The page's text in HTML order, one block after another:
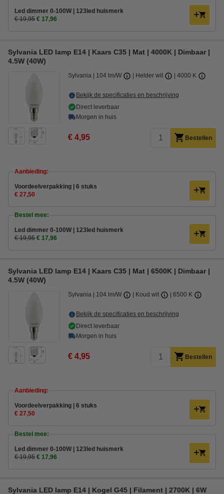
Led dimmer 0-100W | 123led huismerk
€ 19,95 € 17,96
Sylvania LED lamp E14 | Kaars C35 | Mat | 4000K | Dimbaar |
4.5W (40W)
Sylvania 104 lm/W Helder wit 4000 K
Bekijk de specificaties en beschrijving
Direct leverbaar
Morgen in huis
€ 4,95 Bestellen
Aanbieding:
Voordeelverpakking | 6 stuks
€ 27,50
Bestel mee:
Led dimmer 0-100W | 123led huismerk
€ 19,95 € 17,96
Sylvania LED lamp E14 | Kaars C35 | Mat | 6500K | Dimbaar |
4.5W (40W)
Sylvania 104 lm/W Koud wit 6500 K
Bekijk de specificaties en beschrijving
Direct leverbaar
Morgen in huis
€ 4,95 Bestellen
Aanbieding:
Voordeelverpakking | 6 stuks
€ 27,50
Bestel mee:
Led dimmer 0-100W | 123led huismerk
€ 19,95 € 17,96
Sylvania LED lamp E14 | Kogel G45 | Filament | 2700K | 6W